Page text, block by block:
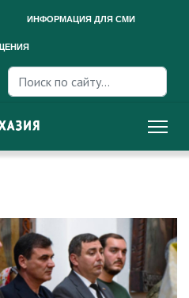
ИНФОРМАЦИЯ ДЛЯ СМИ